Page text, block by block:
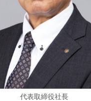
代表取締役社長